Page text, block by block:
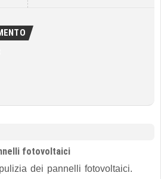
fotovoltaici
dei pannelli fotovoltaici.